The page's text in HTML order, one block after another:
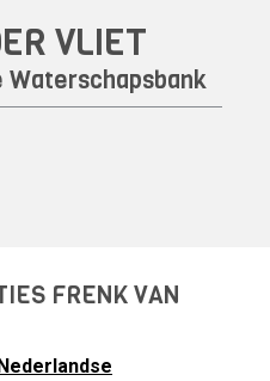
VLIET
Waterschapsbank
FRENK VAN